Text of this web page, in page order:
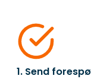
1. Send